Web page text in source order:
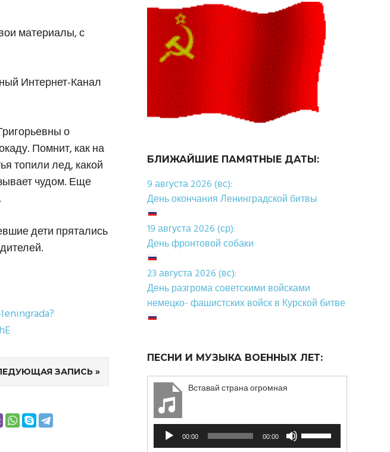
материалы, с
Интернет-Канал
о
Помнит, как на
топили лед, какой
чудом. Еще
дети прятались
ЗАПИСЬ
БЛИЖАЙШИЕ ПАМЯТНЫЕ ДАТЫ:
9 августа 2026 (вс):
День окончания Ленинградской битвы
19 августа 2026 (ср):
День фронтовой собаки
23 августа 2026 (вс):
День разгрома советскими войсками
немецко- фашистских войск в Курской битве
ПЕСНИ И МУЗЫКА ВОЕННЫХ ЛЕТ:
Вставай страна огромная
Аудиоплеер
00:00 00:00